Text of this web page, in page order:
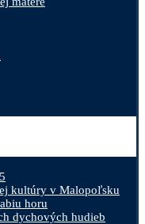
kultúry v Malopoľsku
horu
dychových hudieb